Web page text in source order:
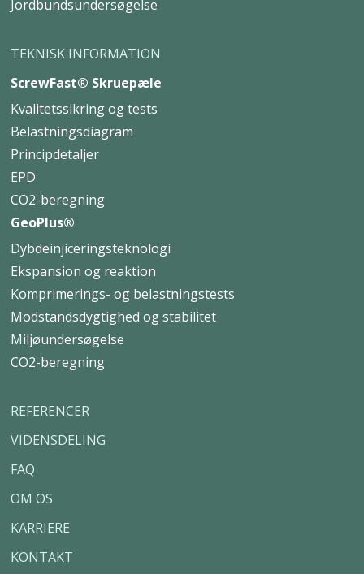
Jordbundsundersøgelse
TEKNISK INFORMATION
ScrewFast® Skruepæle
Kvalitetssikring og tests
Belastningsdiagram
Principdetaljer
EPD
CO2-beregning
GeoPlus®
Dybdeinjiceringsteknologi
Ekspansion og reaktion
Komprimerings- og belastningstests
Modstandsdygtighed og stabilitet
Miljøundersøgelse
CO2-beregning
REFERENCER
VIDENSDELING
FAQ
OM OS
KARRIERE
KONTAKT